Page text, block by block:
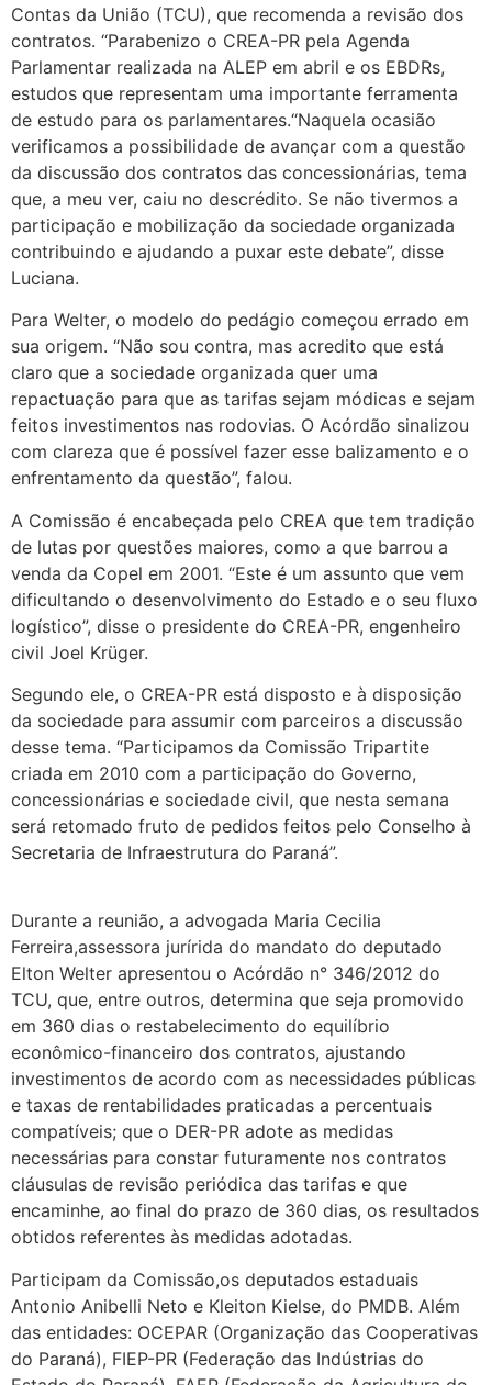
Contas da União (TCU), que recomenda a revisão dos
contratos. “Parabenizo o CREA-PR pela Agenda
Parlamentar realizada na ALEP em abril e os EBDRs,
estudos que representam uma importante ferramenta
de estudo para os parlamentares.“Naquela ocasião
verificamos a possibilidade de avançar com a questão
da discussão dos contratos das concessionárias, tema
que, a meu ver, caiu no descrédito. Se não tivermos a
participação e mobilização da sociedade organizada
contribuindo e ajudando a puxar este debate”, disse
Luciana.
Para Welter, o modelo do pedágio começou errado em
sua origem. “Não sou contra, mas acredito que está
claro que a sociedade organizada quer uma
repactuação para que as tarifas sejam módicas e sejam
feitos investimentos nas rodovias. O Acórdão sinalizou
com clareza que é possível fazer esse balizamento e o
enfrentamento da questão”, falou.
A Comissão é encabeçada pelo CREA que tem tradição
de lutas por questões maiores, como a que barrou a
venda da Copel em 2001. “Este é um assunto que vem
dificultando o desenvolvimento do Estado e o seu fluxo
logístico”, disse o presidente do CREA-PR, engenheiro
civil Joel Krüger.
Segundo ele, o CREA-PR está disposto e à disposição
da sociedade para assumir com parceiros a discussão
desse tema. “Participamos da Comissão Tripartite
criada em 2010 com a participação do Governo,
concessionárias e sociedade civil, que nesta semana
será retomado fruto de pedidos feitos pelo Conselho à
Secretaria de Infraestrutura do Paraná”.
Durante a reunião, a advogada Maria Cecilia
Ferreira,assessora jurírida do mandato do deputado
Elton Welter apresentou o Acórdão n° 346/2012 do
TCU, que, entre outros, determina que seja promovido
em 360 dias o restabelecimento do equilíbrio
econômico-financeiro dos contratos, ajustando
investimentos de acordo com as necessidades públicas
e taxas de rentabilidades praticadas a percentuais
compatíveis; que o DER-PR adote as medidas
necessárias para constar futuramente nos contratos
cláusulas de revisão periódica das tarifas e que
encaminhe, ao final do prazo de 360 dias, os resultados
obtidos referentes às medidas adotadas.
Participam da Comissão,os deputados estaduais
Antonio Anibelli Neto e Kleiton Kielse, do PMDB. Além
das entidades: OCEPAR (Organização das Cooperativas
do Paraná), FIEP-PR (Federação das Indústrias do